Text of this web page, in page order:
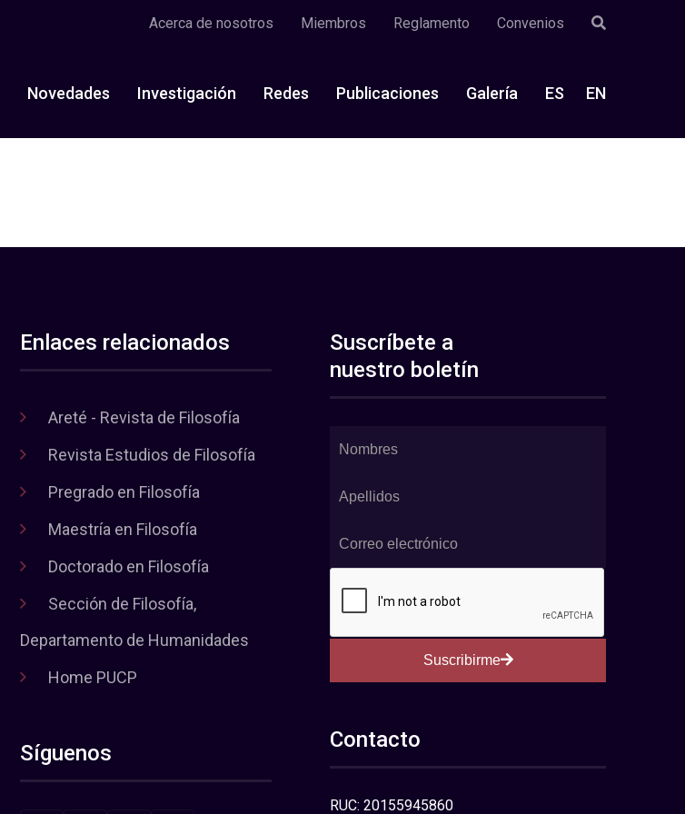
Acerca de nosotros Miembros Reglamento Convenios
Novedades Investigación Redes Publicaciones Galería ES EN
Enlaces relacionados
Areté - Revista de Filosofía
Revista Estudios de Filosofía
Pregrado en Filosofía
Maestría en Filosofía
Doctorado en Filosofía
Sección de Filosofía,
Departamento de Humanidades
Home PUCP
Síguenos
Suscríbete a
nuestro boletín
Suscribirme
Contacto
RUC: 20155945860